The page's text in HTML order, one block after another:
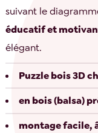
suivant le
éducatif et
élégant.
Puzzle bois 3D
en bois (balsa)
montage facile,